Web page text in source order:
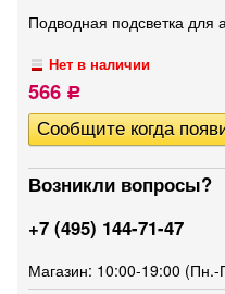
Подводная подсветка для
Нет в наличии
566 Р
Возникли вопросы?
+7 (495) 144-71-47
Магазин: 10:00-19:00 (Пн.-